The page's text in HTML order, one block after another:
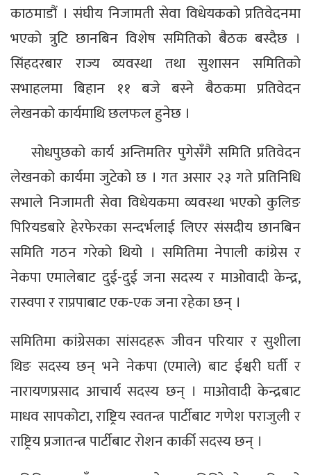
काठमाडौं । संघीय निजामती सेवा विधेयकको प्रतिवेदनमा
भएको त्रुटि छानबिन विशेष समितिको बैठक बस्दैछ ।
सिंहदरबार राज्य व्यवस्था तथा सुशासन समितिको
सभाहलमा बिहान ११ बजे बस्ने बैठकमा प्रतिवेदन
लेखनको कार्यमाथि छलफल हुनेछ ।
सोधपुछको कार्य अन्तिमतिर पुगेसँगै समिति प्रतिवेदन
लेखनको कार्यमा जुटेको छ । गत असार २३ गते प्रतिनिधि
सभाले निजामती सेवा विधेयकमा व्यवस्था भएको कुलिङ
पिरियडबारे हेरफेरका सन्दर्भलाई लिएर संसदीय छानबिन
समिति गठन गरेको थियो । समितिमा नेपाली कांग्रेस र
नेकपा एमालेबाट दुई-दुई जना सदस्य र माओवादी केन्द्र,
रास्वपा र राप्रपाबाट एक-एक जना रहेका छन् ।
समितिमा कांग्रेसका सांसदहरू जीवन परियार र सुशीला
थिङ सदस्य छन् भने नेकपा (एमाले) बाट ईश्वरी घर्ती र
नारायणप्रसाद आचार्य सदस्य छन् । माओवादी केन्द्रबाट
माधव सापकोटा, राष्ट्रिय स्वतन्त्र पार्टीबाट गणेश पराजुली र
राष्ट्रिय प्रजातन्त्र पार्टीबाट रोशन कार्की सदस्य छन् ।